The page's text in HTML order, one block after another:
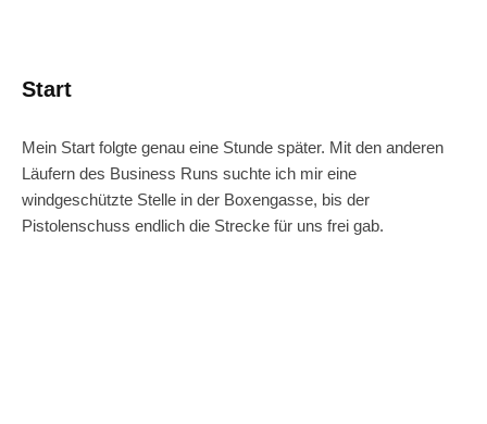
Start
Mein Start folgte genau eine Stunde später. Mit den anderen
Läufern des Business Runs suchte ich mir eine
windgeschützte Stelle in der Boxengasse, bis der
Pistolenschuss endlich die Strecke für uns frei gab.